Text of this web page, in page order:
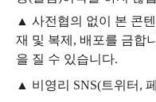
▲ 사전협의 없이 본 콘
재 및 복제, 배포를 금합
을 질 수 있습니다.
▲ 비영리 SNS(트위터,